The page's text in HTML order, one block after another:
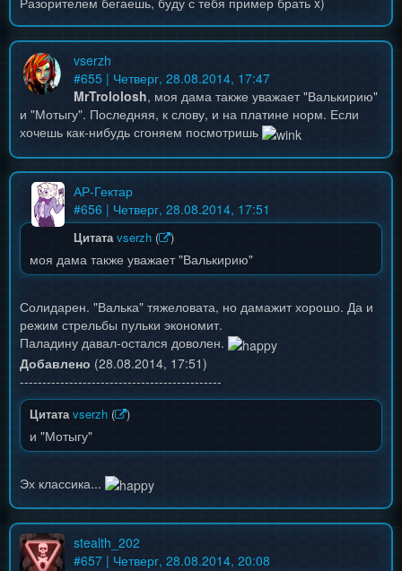
vserzh
#655 | Четверг, 28.08.2014, 17:47
MrTrololosh, моя дама также уважает "Валькирию"
и "Мотыгу". Последняя, к слову, и на платине норм. Если
хочешь как-нибудь сгоняем посмотришь
АР-Гектар
#656 | Четверг, 28.08.2014, 17:51
Цитата vserzh ( )
моя дама также уважает "Валькирию"
Солидарен. "Валька" тяжеловата, но дамажит хорошо. Да и
режим стрельбы пульки экономит.
Паладину давал-остался доволен.
Добавлено (28.08.2014, 17:51)
---------------------------------------------
Цитата vserzh ( )
и "Мотыгу"
Эх классика...
stealth_202
#657 | Четверг, 28.08.2014, 20:08